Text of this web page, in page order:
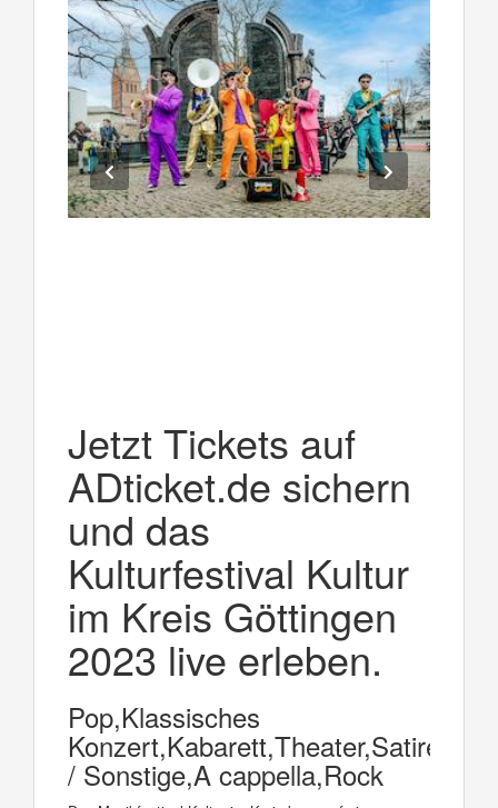
Jetzt Tickets auf
ADticket.de sichern
und das
Kulturfestival Kultur
im Kreis Göttingen
2023 live erleben.
Pop,Klassisches
/ Sonstige,A cappella,Rock